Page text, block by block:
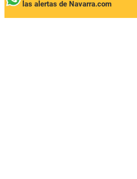
las alertas de Navarra.com